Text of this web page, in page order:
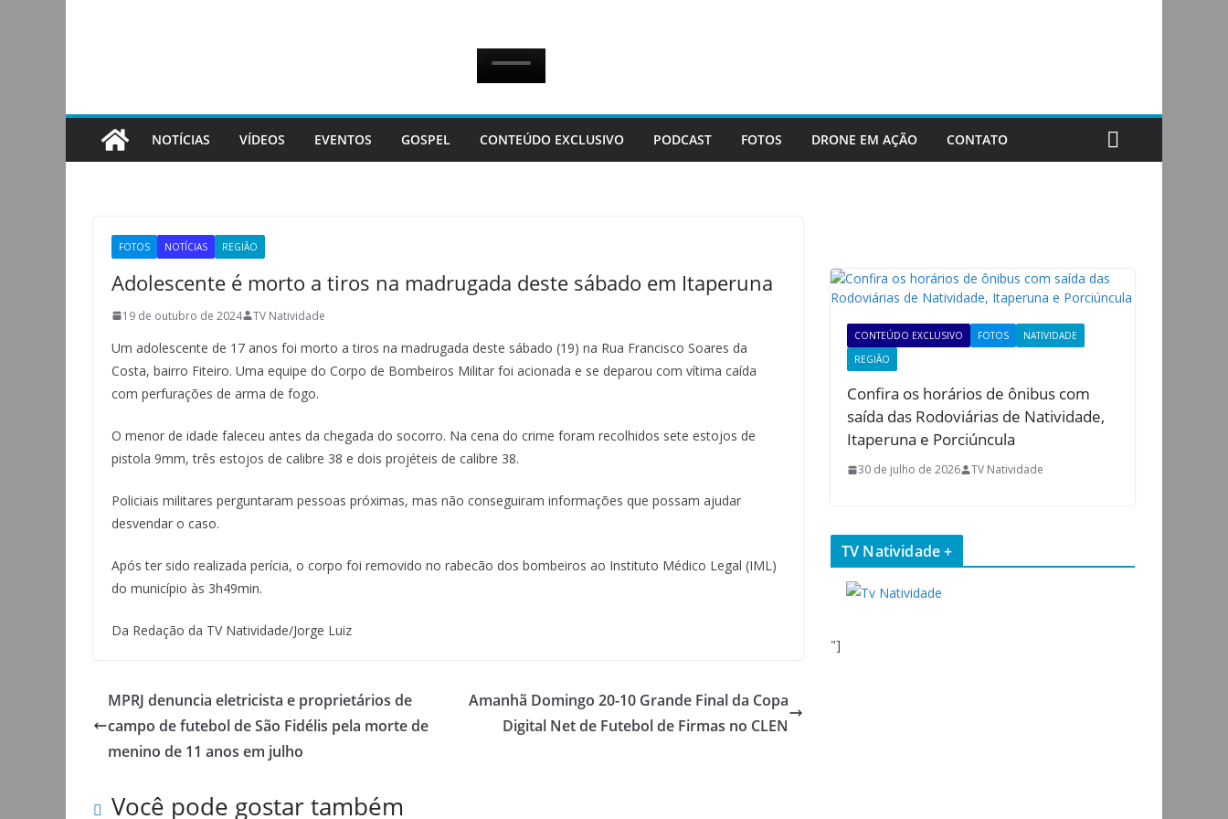
NOTÍCIAS VÍDEOS EVENTOS GOSPEL CONTEÚDO EXCLUSIVO PODCAST FOTOS DRONE EM AÇÃO CONTATO
FOTOS NOTÍCIAS REGIÃO
Adolescente é morto a tiros na madrugada deste sábado em Itaperuna
19 de outubro de 2024 TV Natividade
Um adolescente de 17 anos foi morto a tiros na madrugada deste sábado (19) na Rua Francisco Soares da
Costa, bairro Fiteiro. Uma equipe do Corpo de Bombeiros Militar foi acionada e se deparou com vítima caída
com perfurações de arma de fogo.
O menor de idade faleceu antes da chegada do socorro. Na cena do crime foram recolhidos sete estojos de
pistola 9mm, três estojos de calibre 38 e dois projéteis de calibre 38.
Policiais militares perguntaram pessoas próximas, mas não conseguiram informações que possam ajudar
desvendar o caso.
Após ter sido realizada perícia, o corpo foi removido no rabecão dos bombeiros ao Instituto Médico Legal (IML)
do município às 3h49min.
Da Redação da TV Natividade/Jorge Luiz
MPRJ denuncia eletricista e proprietários de
campo de futebol de São Fidélis pela morte de
menino de 11 anos em julho
Amanhã Domingo 20-10 Grande Final da Copa
Digital Net de Futebol de Firmas no CLEN
Você pode gostar também
CONTEÚDO EXCLUSIVO FOTOS
NATIVIDADE
REGIÃO
Confira os horários de ônibus com
saída das Rodoviárias de Natividade,
Itaperuna e Porciúncula
30 de julho de 2026 TV Natividade
TV Natividade +
"]